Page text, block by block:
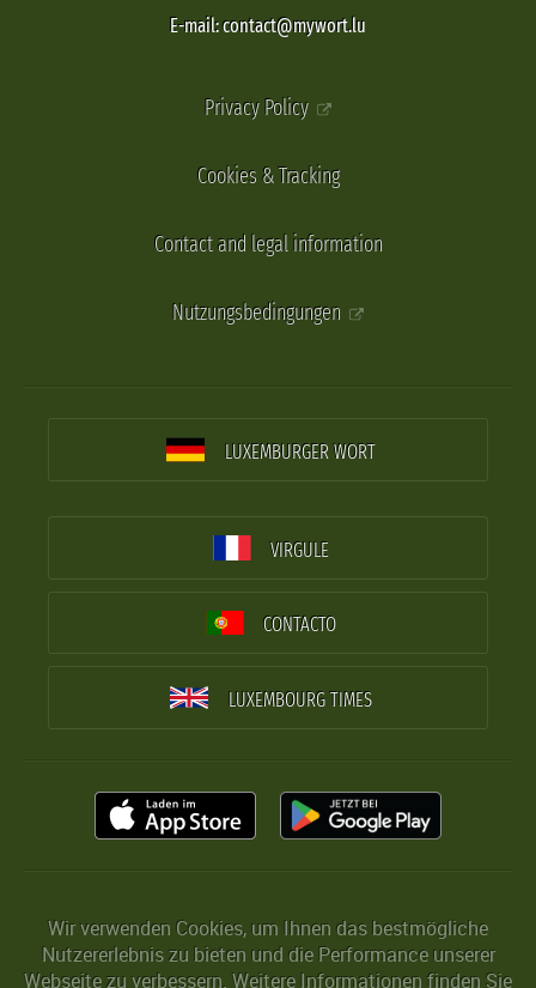
E-mail: contact@mywort.lu
Privacy Policy
Cookies & Tracking
Contact and legal information
Nutzungsbedingungen
LUXEMBURGER WORT
VIRGULE
CONTACTO
LUXEMBOURG TIMES
Wir verwenden Cookies, um Ihnen das bestmögliche
Nutzererlebnis zu bieten und die Performance unserer
Webseite zu verbessern. Weitere Informationen finden Sie